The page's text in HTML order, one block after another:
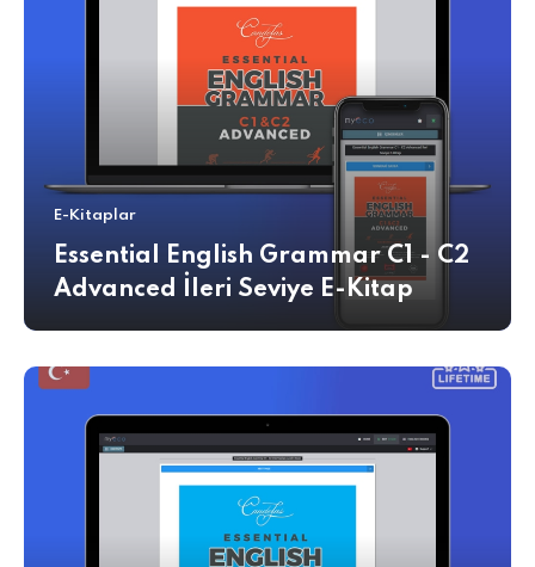
E-Kitaplar
Essential English Grammar C1 - C2
Advanced İleri Seviye E-Kitap